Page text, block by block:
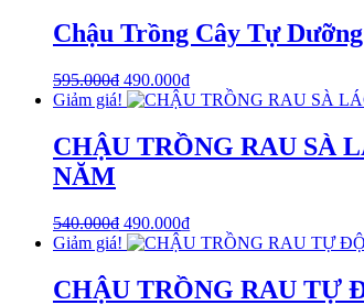
Chậu Trồng Cây Tự
595.000₫ 490.000₫
Giảm giá!
CHẬU TRỒNG RAU SÀ
NĂM
540.000₫ 490.000₫
Giảm giá!
CHẬU TRỒNG RAU TỰ